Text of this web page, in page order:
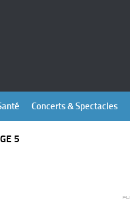
Concerts & Spectacles
5